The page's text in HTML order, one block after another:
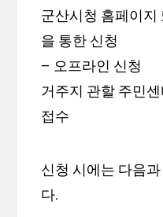
군산시청 홈페이지
을 통한 신청
– 오프라인 신청
거주지 관할 주민
접수
신청 시에는 다음
다.